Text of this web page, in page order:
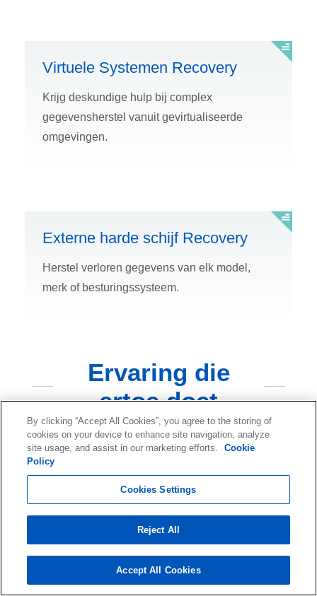
Virtuele Systemen Recovery
Krijg deskundige hulp bij complex
gegevensherstel vanuit gevirtualiseerde
omgevingen.
Externe harde schijf Recovery
Herstel verloren gegevens van elk model,
merk of besturingssysteem.
Ervaring die
ertoe doet
Ontrack heeft ruime ervaring met alle soorten
dataverliesscenario’s. Ons doel is om onze klanten
gemoedsrust te bieden, in geval van gegevensverlies
door hardwarestoringen, menselijke fouten,
natuurrampen of cyberaanvallen.
40
By clicking “Accept All Cookies”, you agree to the storing of
cookies on your device to enhance site navigation, analyze
site usage, and assist in our marketing efforts.
Cookie
Policy
Cookies Settings
Reject All
Accept All Cookies